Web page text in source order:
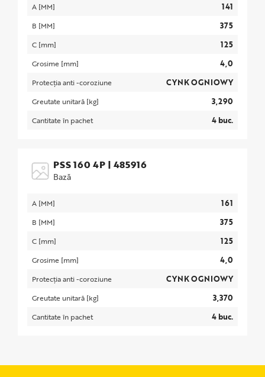
A [MM] 141
B [MM] 375
C [mm] 125
Grosime [mm] 4,0
Protecția anti -coroziune CYNK OGNIOWY
Greutate unitară [kg] 3,290
Cantitate în pachet 4 buc.
PSS 160 4P | 485916
Bază
A [MM] 161
B [MM] 375
C [mm] 125
Grosime [mm] 4,0
Protecția anti -coroziune CYNK OGNIOWY
Greutate unitară [kg] 3,370
Cantitate în pachet 4 buc.